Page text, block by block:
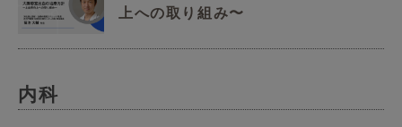
上への取り組み〜
内科